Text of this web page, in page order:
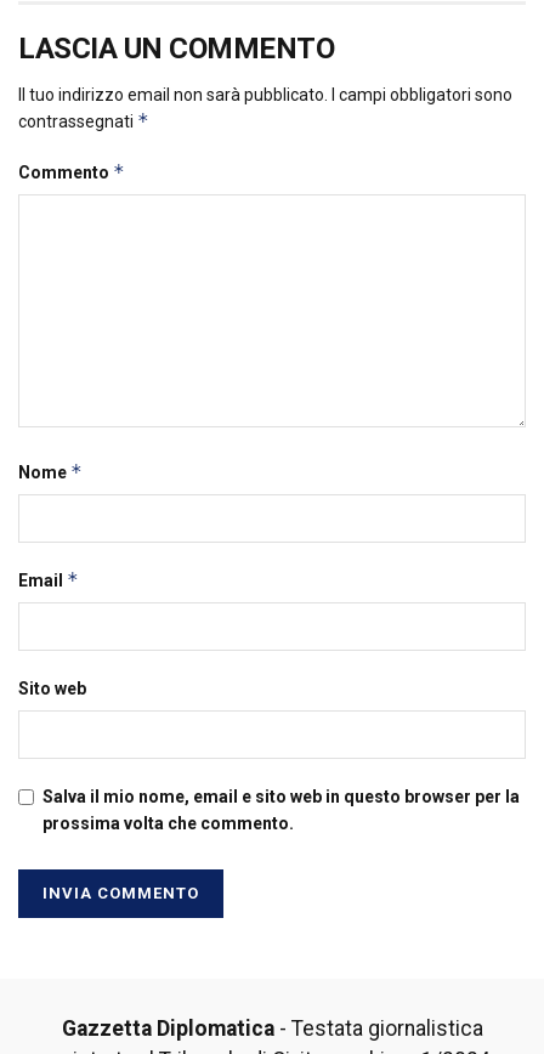
LASCIA UN COMMENTO
Il tuo indirizzo email non sarà pubblicato.
I campi obbligatori sono
contrassegnati *
Commento *
Nome *
Email *
Sito web
Salva il mio nome, email e sito web in questo browser per la
prossima volta che commento.
Gazzetta Diplomatica- Testata giornalistica